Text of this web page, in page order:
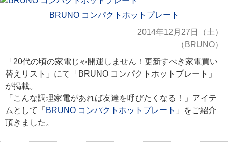
BRUNO コンパクトホットプレート
2014年12月27日（土）
（BRUNO）
「20代の頃の家電じゃ開運しません！更新すべき家電買い
替えリスト」にて「BRUNO コンパクトホットプレート」
が掲載。
「こんな調理家電があれば友達を呼びたくなる！」アイテ
ムとして「 BRUNO コンパクトホットプレート 」をご紹介
頂きました。